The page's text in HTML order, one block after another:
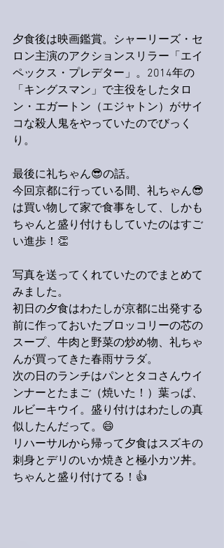
夕食後は映画鑑賞。シャーリーズ・セ
ロン主演のアクションスリラー「エイ
ペックス・プレデター」。2014年の
「キングスマン」で主役をしたタロ
ン・エガートン（エジャトン）がサイ
コな殺人鬼をやっていたのでびっく
り。
最後に礼ちゃん😎の話。
今回京都に行っている間、礼ちゃん😎
は買い物して家で食事をして、しかも
ちゃんと盛り付けもしていたのはすご
い進歩！👏
写真を送ってくれていたのでまとめて
みました。
初日の夕食はわたしが京都に出発する
前に作っておいたブロッコリーの芯の
スープ、牛肉と野菜の炒め物、礼ちゃ
んが買ってきた春雨サラダ。
次の日のランチはパンとタコさんウイ
ンナーとたまご（焼いた！）葉っぱ、
ルビーキウイ。盛り付けはわたしの真
似したんだって。😄
リハーサルから帰って夕食はスズキの
刺身とデリのいか焼きと極小カツ丼。
ちゃんと盛り付けてる！👍